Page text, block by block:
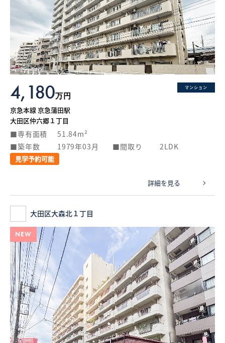
マンション
4,180万円
京急本線 京急蒲田駅
大田区仲六郷１丁目
専有面積
51.84m²
築年数
1979年03月 間取り 2LDK
見学予約可能
詳細を見る
大田区大森北１丁目
NEW